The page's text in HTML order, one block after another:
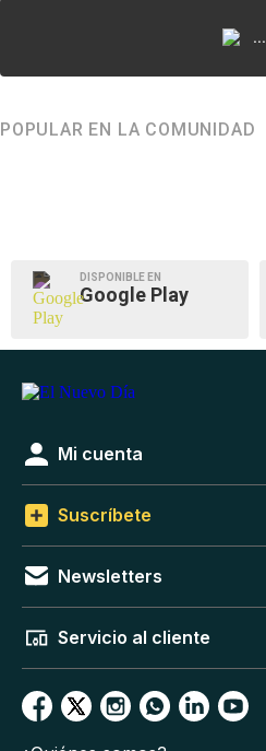
...
POPULAR EN LA COMUNIDAD
DISPONIBLE EN
Google Play
Mi cuenta
Suscríbete
Newsletters
Servicio al cliente